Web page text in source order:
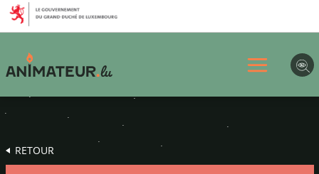
Aller
au
menu
principal
Aller
au
contenu
Aller
au
pied
page
RETOUR